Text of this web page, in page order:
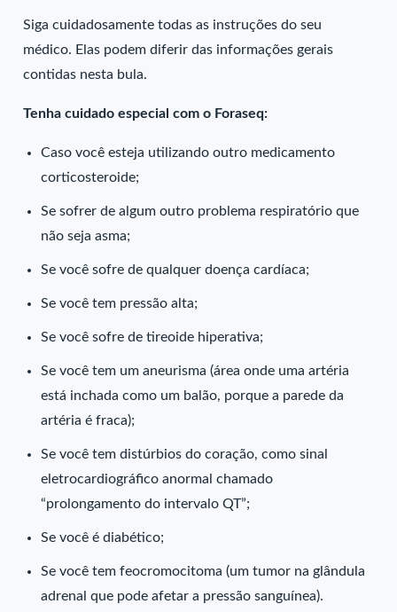
Siga cuidadosamente todas as instruções do seu
médico. Elas podem diferir das informações gerais
contidas nesta bula.
Tenha cuidado especial com o Foraseq:
Caso você esteja utilizando outro medicamento
corticosteroide;
Se sofrer de algum outro problema respiratório que
não seja asma;
Se você sofre de qualquer doença cardíaca;
Se você tem pressão alta;
Se você sofre de tireoide hiperativa;
Se você tem um aneurisma (área onde uma artéria
está inchada como um balão, porque a parede da
artéria é fraca);
Se você tem distúrbios do coração, como sinal
eletrocardiográfico anormal chamado
“prolongamento do intervalo QT”;
Se você é diabético;
Se você tem feocromocitoma (um tumor na glândula
adrenal que pode afetar a pressão sanguínea).